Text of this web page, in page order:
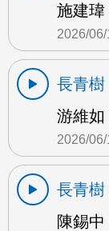
施建瑋
2026/06/
長青樹
游維如
2026/06/
長青樹
陳錫